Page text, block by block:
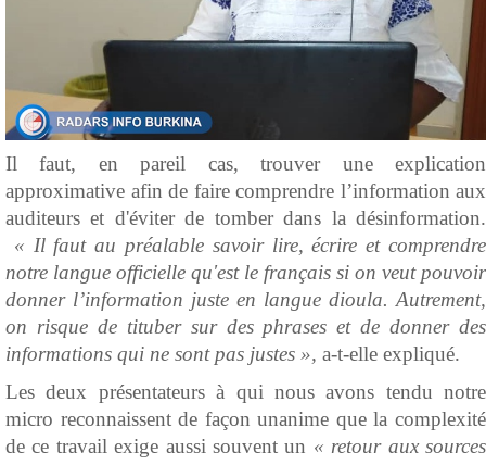
Il faut, en pareil cas, trouver une explication
approximative afin de faire comprendre l’information aux
auditeurs et d'éviter de tomber dans la désinformation.
« Il faut au préalable savoir lire, écrire et comprendre
notre langue officielle qu'est le français si on veut pouvoir
donner l’information juste en langue dioula. Autrement,
on risque de tituber sur des phrases et de donner des
informations qui ne sont pas justes », a-t-elle expliqué.
Les deux présentateurs à qui nous avons tendu notre
micro reconnaissent de façon unanime que la complexité
de ce travail exige aussi souvent un « retour aux sources